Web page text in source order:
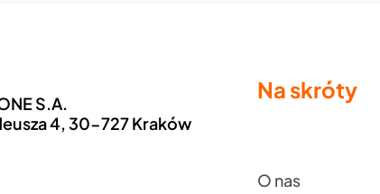
S.A.
4, 30-727 Kraków
Na skróty
O nas